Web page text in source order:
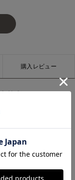
購入レビュー
質感漂うボストン
された印象を演出
ステッチがさりげ
ールにこだわった
幅広く活躍しま